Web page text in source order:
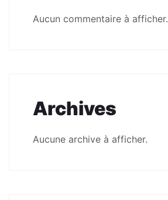
Aucun commentaire à afficher.
Archives
Aucune archive à afficher.